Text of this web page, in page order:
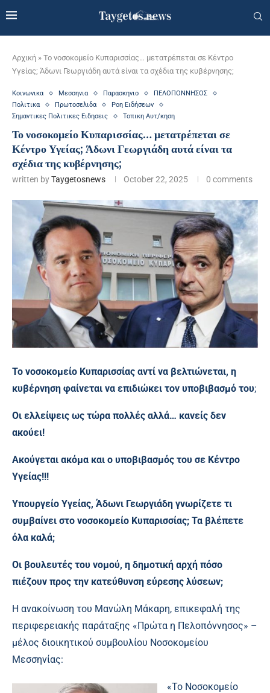
Αρχική » Το νοσοκομείο Κυπαρισσίας… μετατρέπεται σε Κέντρο
Υγείας; Άδωνι Γεωργιάδη αυτά είναι τα σχέδια της κυβέρνησης;
Κοινωνικα Μεσσηνια Παρασκηνιο
ΠΕΛΟΠΟΝΝΗΣΟΣ
Πολιτικα
Πρωτοσελιδα
Ροη Ειδήσεων
Σημαντικες Πολιτικες Ειδησεις
Τοπικη Αυτ/κηση
Το νοσοκομείο Κυπαρισσίας… μετατρέπεται σε
Κέντρο Υγείας; Άδωνι Γεωργιάδη αυτά είναι τα
σχέδια της κυβέρνησης;
written byTaygetosnews October 22, 2025 0 comments
Το νοσοκομείο Κυπαρισσίας αντί να βελτιώνεται, η
κυβέρνηση φαίνεται να επιδιώκει τον υποβιβασμό του;
Οι ελλείψεις ως τώρα πολλές αλλά… κανείς δεν
ακούει!
Ακούγεται ακόμα και ο υποβιβασμός του σε Κέντρο
Υγείας!!!
Υπουργείο Υγείας, Άδωνι Γεωργιάδη γνωρίζετε τι
συμβαίνει στο νοσοκομείο Κυπαρισσίας; Τα βλέπετε
όλα καλά;
Οι βουλευτές του νομού, η δημοτική αρχή πόσο
πιέζουν προς την κατεύθυνση εύρεσης λύσεων;
Η ανακοίνωση του Μανώλη Μάκαρη, επικεφαλή της
περιφερειακής παράταξης «Πρώτα η Πελοπόννησος» –
μέλος διοικητικού συμβουλίου Νοσοκομείου
Μεσσηνίας:
«Το Νοσοκομείο